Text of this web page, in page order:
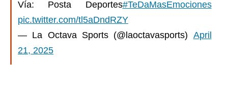
Vía: Posta Deportes#TeDaMasEmociones
pic.twitter.com/tl5aDndRZY
— La Octava Sports (@laoctavasports) April
21, 2025